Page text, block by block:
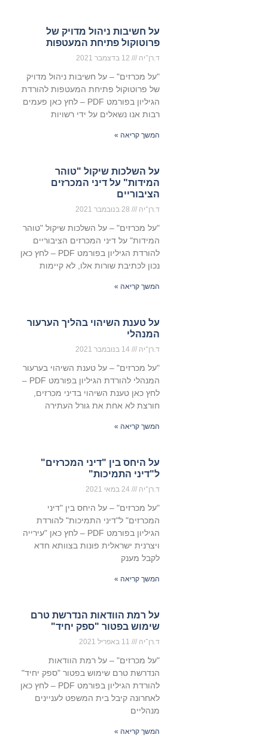
על חשיבות ניהול מדויק של
פרוטוקול פתיחת המעטפות
ד.רן־יה
"על מכרזים" – על חשיבות ניהול מדויק
של פרוטוקול פתיחת המעטפות להורדת
הגיליון בפורמט PDF – לחץ כאן פעמים
רבות אנו נשאלים על ידי רשויות
המשך קריאה »
על השלכות שיקול "טוהר
המידות" על דיני המכרזים
הציבוריים
ד.רן־יה
"על מכרזים" – על השלכות שיקול "טוהר
המידות" על דיני המכרזים הציבוריים
להורדת הגיליון בפורמט PDF – לחץ כאן
נכון לכתיבת שורות אלו, לא קיימות
המשך קריאה »
על טענת השיהוי בהליך הערעור
המנהלי
ד.רן־יה
"על מכרזים" – על טענת השיהוי בערעור
המנהלי להורדת הגיליון בפורמט PDF –
לחץ כאן טענת השיהוי בדיני מכרזים,
חורצת לא אחת את גורל העתירה
המשך קריאה »
על היחס בין "דיני המכרזים"
ל"דיני התמיכות"
ד.רן־יה
"על מכרזים" – על היחס בין "דיני
המכרזים" ל"דיני התמיכות" להורדת
הגיליון בפורמט PDF – לחץ כאן "עירייה
ויצרנית ישראלית פונות בצוותא חדא
לקבל מענק
המשך קריאה »
על רמת הוודאות הנדרשת טרם
שימוש בפטור "ספק יחיד"
ד.רן־יה
"על מכרזים" – על רמת הוודאות
הנדרשת טרם שימוש בפטור "ספק יחיד"​
להורדת הגיליון בפורמט PDF – לחץ כאן
לאחרונה קיבל בית המשפט לעניינים
מנהליים
המשך קריאה »